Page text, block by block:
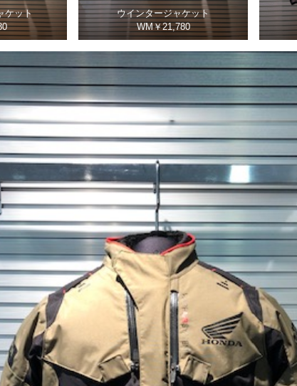
ケット
ウインタージャケット
WM￥21,780